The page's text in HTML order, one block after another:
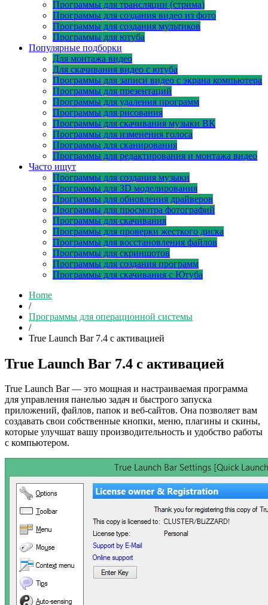
Программы для трансляции (стрима)
Программы для создания видео из фото
Программы для создания мультиков
Программы для ютуба
Популярные подборки
Для монтажа видео
Для скачивания видео с ютуба
Программы для записи видео с экрана компьютера
Программы для презентаций
Программы для удаления программ
Программы для рисования
Программы для скачивания музыки ВК
Программы для изменения голоса
Программы для сканирования
Программы для редактирования и монтажа видео
Часто ищут
Программы для создания музыки
Программы для 3D моделирования
Программы для обновления драйверов
Программы для просмотра фотографий
Программы для скачивания
Программы для проверки жесткого диска
Программы для восстановления файлов
Программы для скриншотов
Программы для создания программ
Программы для скачивания с Ютуба
Home
/
Программы для операционной системы
/
True Launch Bar 7.4 с активацией
True Launch Bar 7.4 с активацией
True Launch Bar — это мощная и настраиваемая программа
для управления панелью задач и быстрого запуска
приложений, файлов, папок и веб-сайтов. Она позволяет вам
создавать свои собственные кнопки, меню, плагины и скины,
которые улучшат вашу производительность и удобство работы
с компьютером.